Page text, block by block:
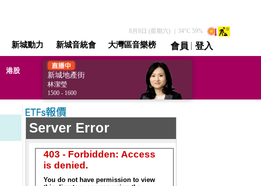
8月8日 (星期六) ｜ 34°C 59%
新城動力 新城音統會 大灣區音樂榜 會員 | 登入
直播 / 重溫
港股
新城地產街
[MetroLand]
林潔瑩
1500 - 1600